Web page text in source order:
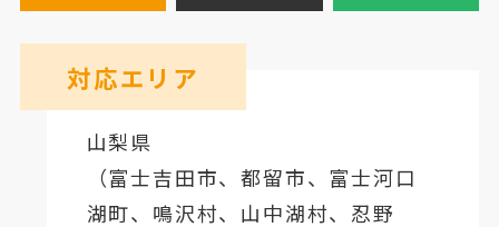
対応エリア
山梨県
（富士吉田市、都留市、 富士河口
湖町、鳴沢村、山中湖村、忍野